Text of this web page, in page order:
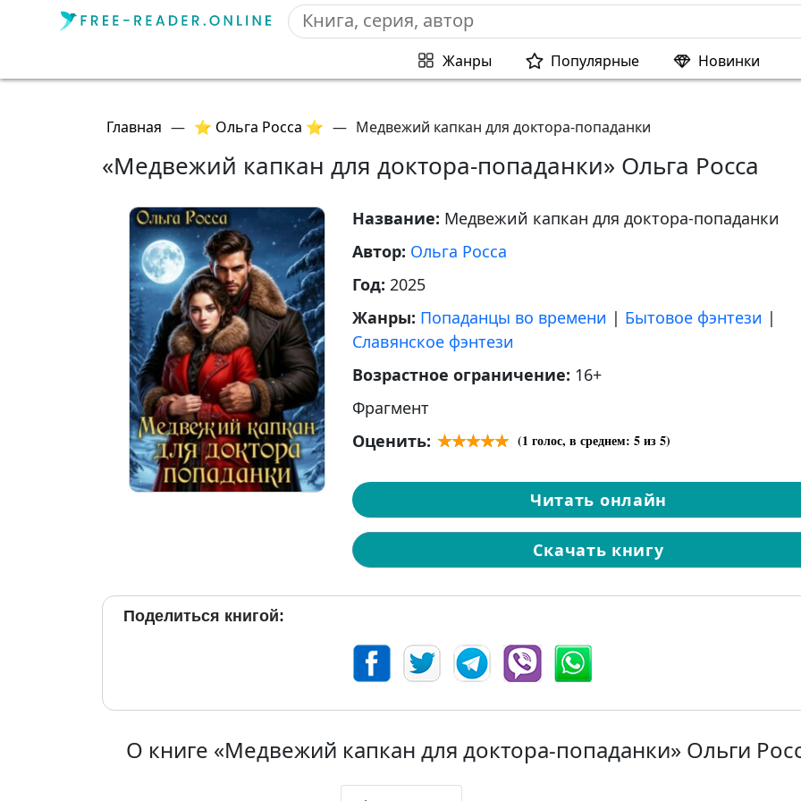
Жанры Популярные Новинки
Главная — ⭐ Ольга Росса ⭐ — Медвежий капкан для доктора-попаданки
«Медвежий капкан для доктора-попаданки» Ольга Росса
Название: Медвежий капкан для доктора-попаданки
Автор: Ольга Росса
Год: 2025
Жанры: Попаданцы во времени | Бытовое фэнтези |
Славянское фэнтези
Возрастное ограничение: 16+
Фрагмент
Оценить:
(1 голос, в среднем: 5из 5)
Читать онлайн
Скачать книгу
Поделиться книгой:
О книге «Медвежий капкан для доктора-попаданки» Ольги